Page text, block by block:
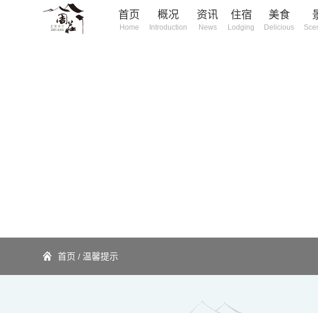
首页
Home
概况
Introduction
资讯
News
住宿
Lodging
美食
Delicious
首页 / 温馨提示